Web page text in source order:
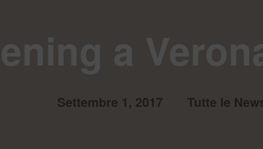
Settembre 1, 2017 Tutte le